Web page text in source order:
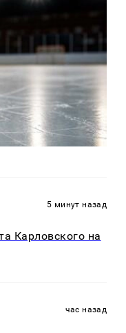
5 минут назад
Карловского на
час назад